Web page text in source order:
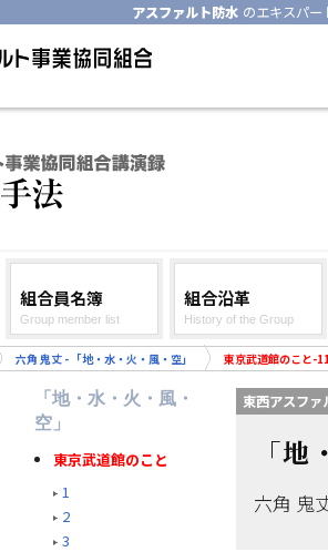
アスファルト防水 のエキスパ
組合員名簿
Group member list
組合沿革
History of the Group
六角 鬼丈 - 「地・水・火・風・空」 東京武道館のこと-
「地・水・火・風・
空」
東京武道館のこと
1
2
3
東西アスフ
「
六角 鬼